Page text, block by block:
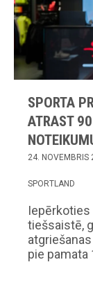
SPORTA
ATRAST
24. NOVEMBRIS
SPORTLAND
Iepērkoties
tiešsaistē,
pie pamata